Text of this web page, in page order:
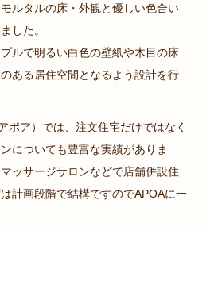
ルタルの床・外観と優しい色合い
した。
ルで明るい白色の壁紙や木目の床
ある居住空間となるよう設計を行
ポア）では、注文住宅だけではなく
についても豊富な実績がありま
ッサージサロンなどで店舗併設住
計画段階で結構ですのでAPOAに一